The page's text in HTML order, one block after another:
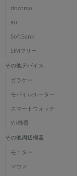
docomo
au
SoftBank
SIMフリー
その他デバイス
ガラケー
モバイルルーター
スマートウォッチ
VR機器
その他周辺機器
モニター
マウス